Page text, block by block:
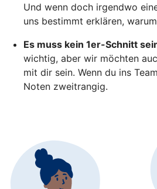
Und wenn doch irgendwo
uns bestimmt erklären,
Es muss kein 1er-Schnitt
wichtig, aber wir möchten
mit dir sein. Wenn du ins
Noten zweitrangig.